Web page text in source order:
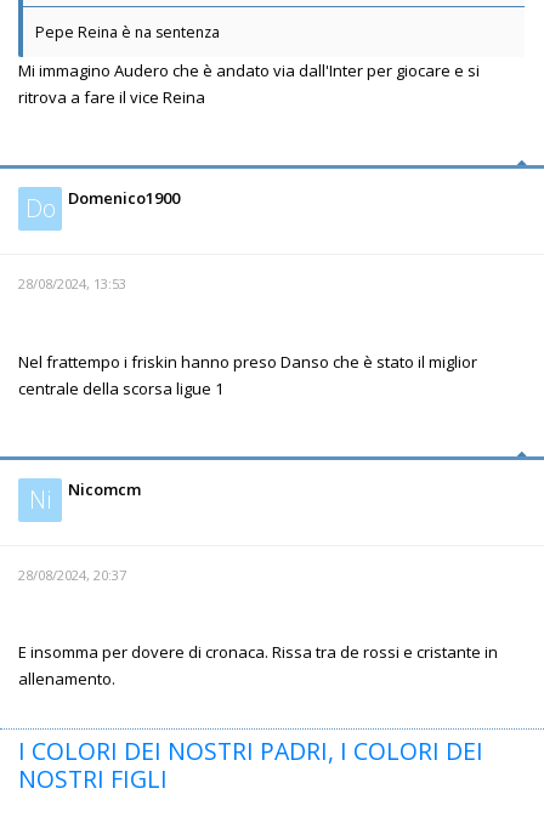
Pepe Reina è na sentenza
Mi immagino Audero che è andato via dall'Inter per giocare e si
ritrova a fare il vice Reina
Do Domenico1900
28/08/2024, 13:53
Nel frattempo i friskin hanno preso Danso che è stato il miglior
centrale della scorsa ligue 1
Ni Nicomcm
28/08/2024, 20:37
E insomma per dovere di cronaca. Rissa tra de rossi e cristante in
allenamento.
I COLORI DEI NOSTRI PADRI, I COLORI DEI
NOSTRI FIGLI